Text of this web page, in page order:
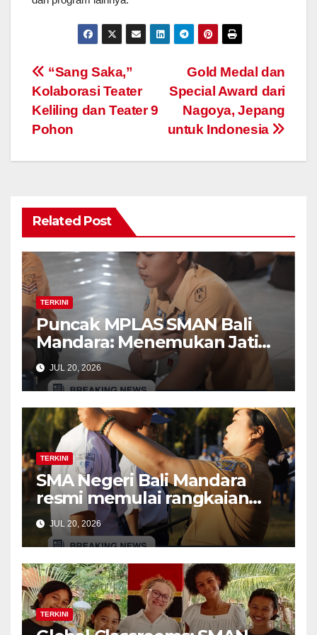
Navigasi
pos
Gold Medal dan
Special Award dari
Nagoya, Jepang
untuk Indonesia
“Sang Saka,”
Kolaborasi Teater
Keliling dan Teater 9
Pohon
Related Post
TERKINI
Puncak MPLAS SMAN Bali
Mandara: Menemukan Jati
Diri di Balik kegiatan The
Calling (Time Capsule dan
Bonfire)
JUL 20, 2026
TERKINI
SMA Negeri Bali Mandara
resmi memulai rangkaian
kegiatan Masa Pengenalan
Lingkungan Sekolah (MPLS)
Ramah bagi murid baru
tahun ajaran 2026/2027
JUL 20, 2026
TERKINI